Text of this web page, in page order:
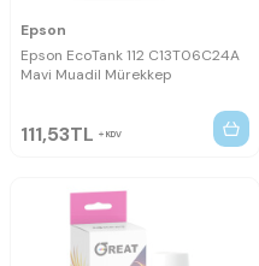
Epson
Epson EcoTank 112 C13T06C24A
Mavi Muadil Mürekkep
111,53TL KDV